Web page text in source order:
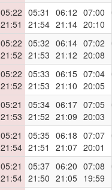
05:22
21:51
05:31
21:54
06:12
21:14
07:00
20:10
05:22
21:52
05:32
21:53
06:14
21:12
07:02
20:08
05:22
21:52
05:33
21:53
06:15
21:10
07:04
20:05
05:21
21:53
05:34
21:52
06:17
21:09
07:05
20:03
05:21
21:54
05:35
21:51
06:18
21:07
07:07
20:01
05:21
21:54
05:37
21:50
06:20
21:05
07:08
19:59